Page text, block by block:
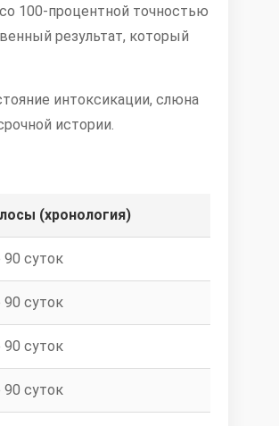
100-процентной точностью
результат, который
интоксикации, слюна
истории.
(хронология)
суток
суток
суток
суток